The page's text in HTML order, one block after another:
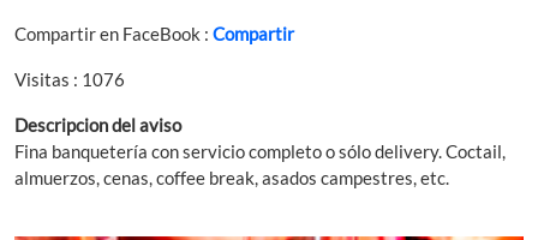
Compartir en FaceBook : Compartir
Visitas : 1076
Descripcion del aviso
Fina banquetería con servicio completo o sólo delivery. Coctail,
almuerzos, cenas, coffee break, asados campestres, etc.